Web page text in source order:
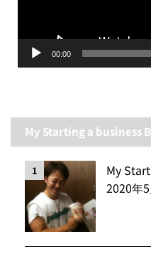
00:00
My Starting a business
1
My
2020年